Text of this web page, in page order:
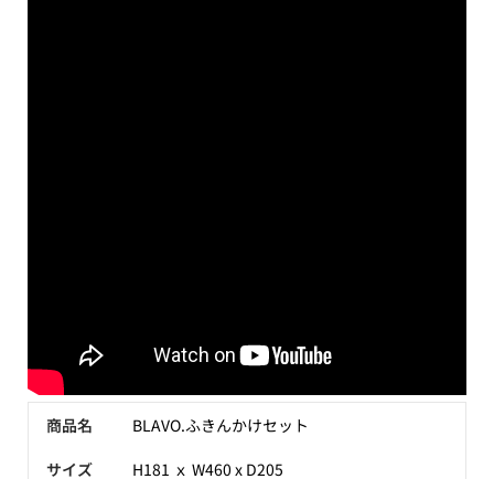
商品名
BLAVO.ふきんかけセット
サイズ
H181 ｘ W460 x D205